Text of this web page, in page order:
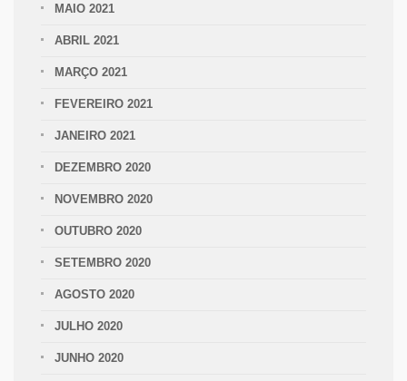
MAIO 2021
ABRIL 2021
MARÇO 2021
FEVEREIRO 2021
JANEIRO 2021
DEZEMBRO 2020
NOVEMBRO 2020
OUTUBRO 2020
SETEMBRO 2020
AGOSTO 2020
JULHO 2020
JUNHO 2020